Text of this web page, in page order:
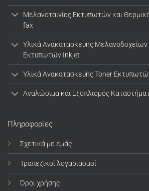
Μελανοταινίες Εκτυπωτών και
fax
Υλικά Ανακατασκευής Μελανοδοχείων
Εκτυπωτών Inkjet
Υλικά Ανακατασκευής Toner
Αναλώσιμα και Εξοπλισμός
Πληροφορίες
Σχετικά με εμάς
Τραπεζικοί λογαριασμοί
Όροι χρήσης